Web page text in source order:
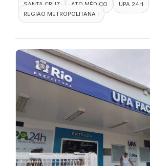
SANTA CRUZ
ATO MÉDICO
UPA 24H
REGIÃO METROPOLITANA I